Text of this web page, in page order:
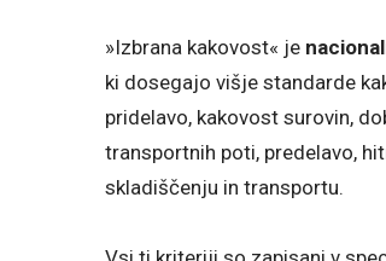
»Izbrana kakovost« je
ki dosegajo višje standarde
pridelavo, kakovost surovin,
transportnih poti, predelavo,
skladiščenju in transportu.